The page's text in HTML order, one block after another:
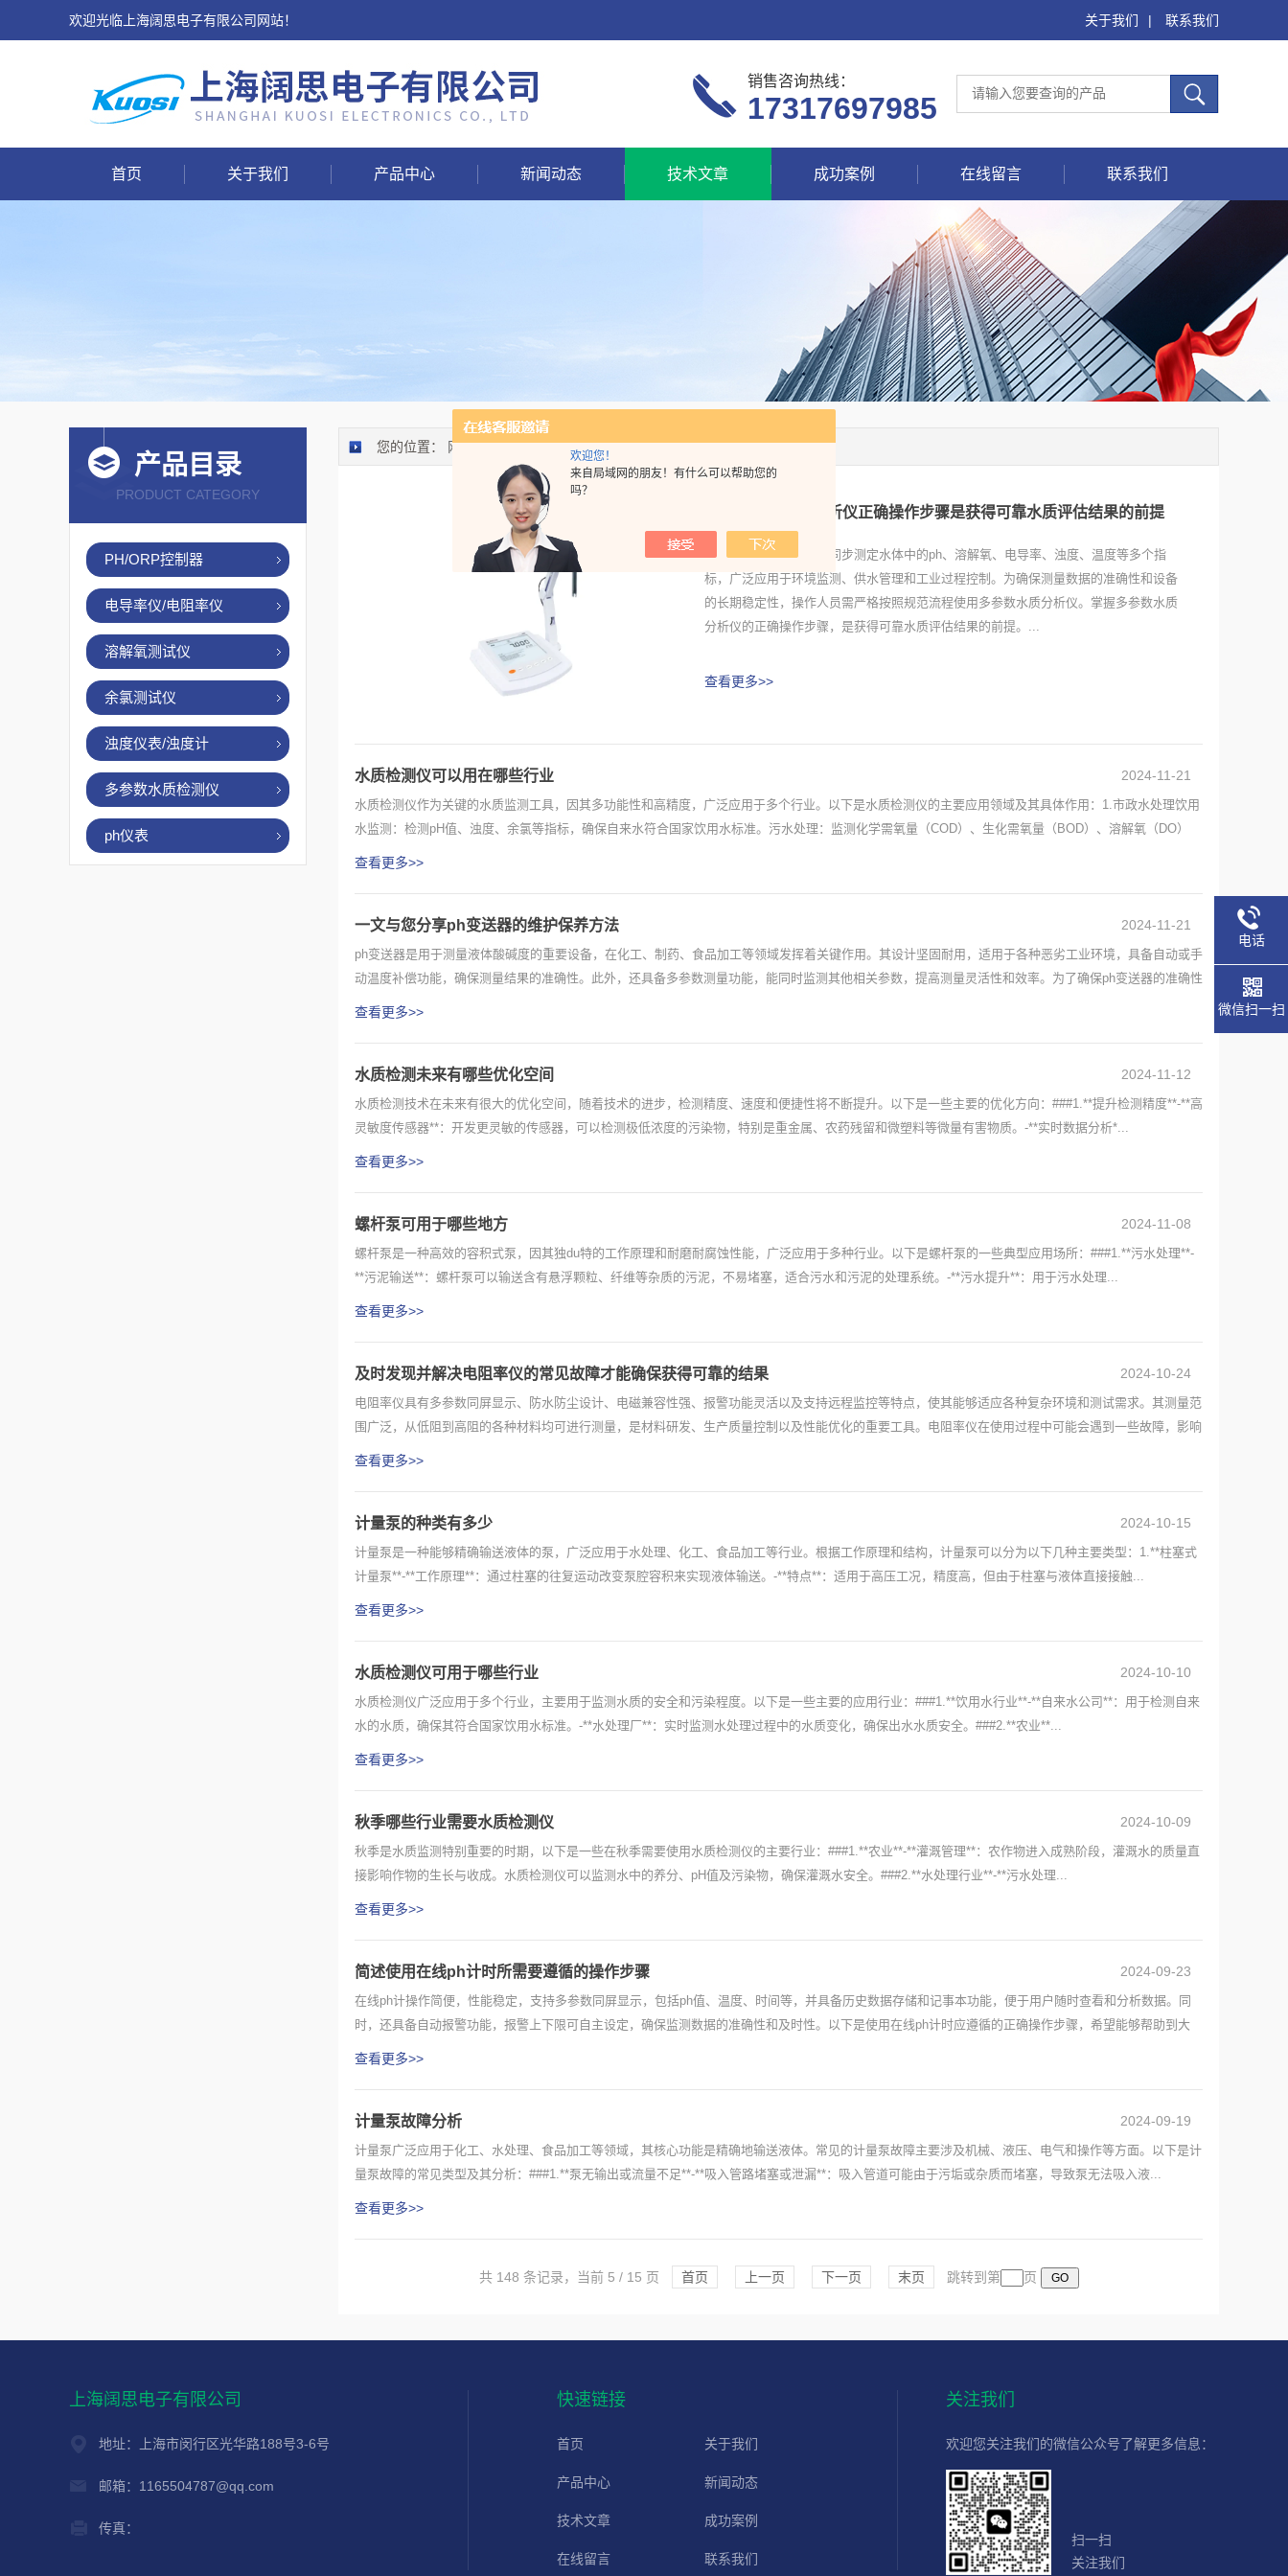
欢迎您！
来自局域网的朋友！有什么可以帮助您的
吗？
欢迎光临上海阔思电子有限公司网站！ 关于我们 | 联系我们
销售咨询热线：
17317697985
首页 关于我们 产品中心 新闻动态 技术文章 成功案例 在线留言 联系我们
产品目录
PRODUCT CATEGORY
PH/ORP控制器
电导率仪/电阻率仪
溶解氧测试仪
余氯测试仪
浊度仪表/浊度计
多参数水质检测仪
ph仪表
您的位置： 网站首页>技术文章
掌握多参数水质分析仪正确操作步骤是获得可靠水质评估结果的前提
多参数水质分析仪能够同步测定水体中的ph、溶解氧、电导率、浊度、温度等多个指
标，广泛应用于环境监测、供水管理和工业过程控制。为确保测量数据的准确性和设备
的长期稳定性，操作人员需严格按照规范流程使用多参数水质分析仪。掌握多参数水质
分析仪的正确操作步骤，是获得可靠水质评估结果的前提。...
查看更多>>
水质检测仪可以用在哪些行业 2024-11-21
水质检测仪作为关键的水质监测工具，因其多功能性和高精度，广泛应用于多个行业。以下是水质检测仪的主要应用领域及其具体作用：1.市政水处理饮用
水监测：检测pH值、浊度、余氯等指标，确保自来水符合国家饮用水标准。污水处理：监测化学需氧量（COD）、生化需氧量（BOD）、溶解氧（DO）
等...
查看更多>>
一文与您分享ph变送器的维护保养方法 2024-11-21
ph变送器是用于测量液体酸碱度的重要设备，在化工、制药、食品加工等领域发挥着关键作用。其设计坚固耐用，适用于各种恶劣工业环境，具备自动或手
动温度补偿功能，确保测量结果的准确性。此外，还具备多参数测量功能，能同时监测其他相关参数，提高测量灵活性和效率。为了确保ph变送器的准确性
和稳...
查看更多>>
水质检测未来有哪些优化空间 2024-11-12
水质检测技术在未来有很大的优化空间，随着技术的进步，检测精度、速度和便捷性将不断提升。以下是一些主要的优化方向：###1.**提升检测精度**-**高
灵敏度传感器**：开发更灵敏的传感器，可以检测极低浓度的污染物，特别是重金属、农药残留和微塑料等微量有害物质。-**实时数据分析*...
查看更多>>
螺杆泵可用于哪些地方 2024-11-08
螺杆泵是一种高效的容积式泵，因其独du特的工作原理和耐磨耐腐蚀性能，广泛应用于多种行业。以下是螺杆泵的一些典型应用场所：###1.**污水处理**-
**污泥输送**：螺杆泵可以输送含有悬浮颗粒、纤维等杂质的污泥，不易堵塞，适合污水和污泥的处理系统。-**污水提升**：用于污水处理...
查看更多>>
及时发现并解决电阻率仪的常见故障才能确保获得可靠的结果 2024-10-24
电阻率仪具有多参数同屏显示、防水防尘设计、电磁兼容性强、报警功能灵活以及支持远程监控等特点，使其能够适应各种复杂环境和测试需求。其测量范
围广泛，从低阻到高阻的各种材料均可进行测量，是材料研发、生产质量控制以及性能优化的重要工具。电阻率仪在使用过程中可能会遇到一些故障，影响
测量结果...
查看更多>>
计量泵的种类有多少 2024-10-15
计量泵是一种能够精确输送液体的泵，广泛应用于水处理、化工、食品加工等行业。根据工作原理和结构，计量泵可以分为以下几种主要类型：1.**柱塞式
计量泵**-**工作原理**：通过柱塞的往复运动改变泵腔容积来实现液体输送。-**特点**：适用于高压工况，精度高，但由于柱塞与液体直接接触...
查看更多>>
水质检测仪可用于哪些行业 2024-10-10
水质检测仪广泛应用于多个行业，主要用于监测水质的安全和污染程度。以下是一些主要的应用行业：###1.**饮用水行业**-**自来水公司**：用于检测自来
水的水质，确保其符合国家饮用水标准。-**水处理厂**：实时监测水处理过程中的水质变化，确保出水水质安全。###2.**农业**...
查看更多>>
秋季哪些行业需要水质检测仪 2024-10-09
秋季是水质监测特别重要的时期，以下是一些在秋季需要使用水质检测仪的主要行业：###1.**农业**-**灌溉管理**：农作物进入成熟阶段，灌溉水的质量直
接影响作物的生长与收成。水质检测仪可以监测水中的养分、pH值及污染物，确保灌溉水安全。###2.**水处理行业**-**污水处理...
查看更多>>
简述使用在线ph计时所需要遵循的操作步骤 2024-09-23
在线ph计操作简便，性能稳定，支持多参数同屏显示，包括ph值、温度、时间等，并具备历史数据存储和记事本功能，便于用户随时查看和分析数据。同
时，还具备自动报警功能，报警上下限可自主设定，确保监测数据的准确性和及时性。以下是使用在线ph计时应遵循的正确操作步骤，希望能够帮助到大
家。1...
查看更多>>
计量泵故障分析 2024-09-19
计量泵广泛应用于化工、水处理、食品加工等领域，其核心功能是精确地输送液体。常见的计量泵故障主要涉及机械、液压、电气和操作等方面。以下是计
量泵故障的常见类型及其分析：###1.**泵无输出或流量不足**-**吸入管路堵塞或泄漏**：吸入管道可能由于污垢或杂质而堵塞，导致泵无法吸入液...
查看更多>>
共 148 条记录，当前 5 / 15 页 首页 上一页 下一页 末页 跳转到第 页
上海阔思电子有限公司
地址：上海市闵行区光华路188号3-6号
邮箱：1165504787@qq.com
传真：
快速链接
首页 关于我们
产品中心 新闻动态
技术文章 成功案例
在线留言 联系我们
关注我们
欢迎您关注我们的微信公众号了解更多信息：
扫一扫
关注我们
电话
微信扫一扫